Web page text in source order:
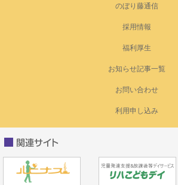
のぼり藤通信
採用情報
福利厚生
お知らせ記事一覧
お問い合わせ
利用申し込み